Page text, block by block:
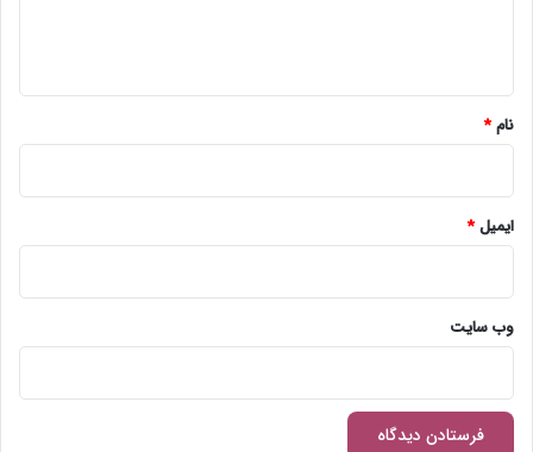
نام*
ایمیل*
وب‌ سایت